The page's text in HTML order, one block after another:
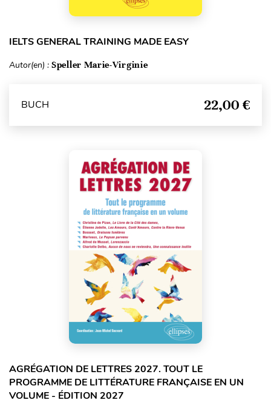
IELTS GENERAL TRAINING MADE EASY
Autor(en) : Speller Marie-Virginie
BUCH 22,00 €
AGRÉGATION DE LETTRES 2027. TOUT LE
PROGRAMME DE LITTÉRATURE FRANÇAISE EN UN
VOLUME - ÉDITION 2027